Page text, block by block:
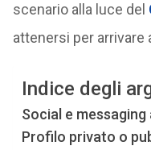
scenario alla luce del
attenersi per arrivare
Indice degli
Social e
Profilo privato o